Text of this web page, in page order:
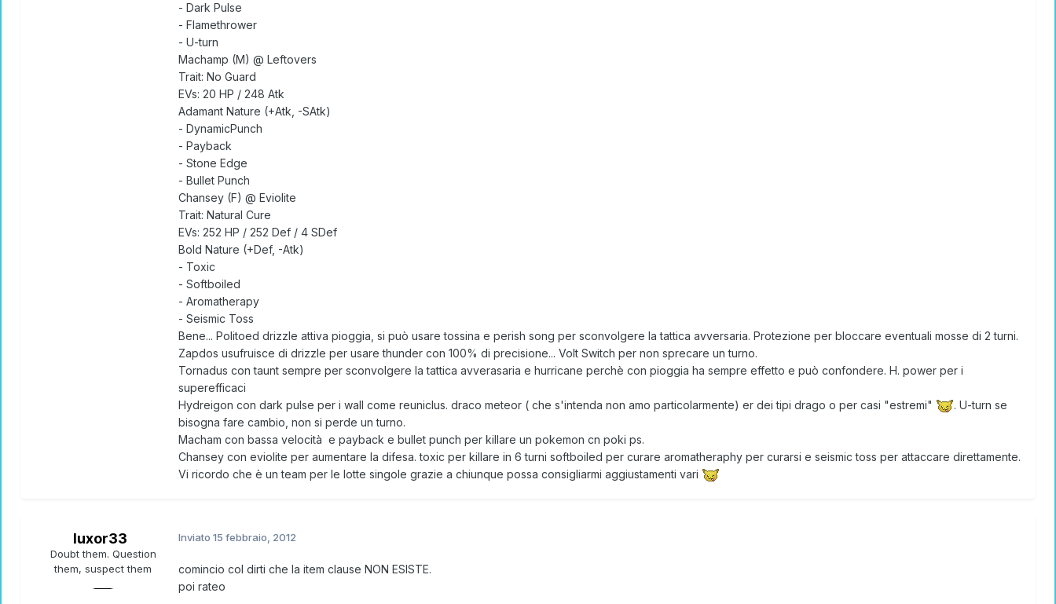
- Dark Pulse
- Flamethrower
- U-turn
Machamp (M) @ Leftovers
Trait: No Guard
EVs: 20 HP / 248 Atk
Adamant Nature (+Atk, -SAtk)
- DynamicPunch
- Payback
- Stone Edge
- Bullet Punch
Chansey (F) @ Eviolite
Trait: Natural Cure
EVs: 252 HP / 252 Def / 4 SDef
Bold Nature (+Def, -Atk)
- Toxic
- Softboiled
- Aromatherapy
- Seismic Toss
Bene... Politoed drizzle attiva pioggia, si può usare tossina e perish song per sconvolgere la tattica avversaria. Protezione per bloccare eventuali mosse di 2 turni.
Zapdos usufruisce di drizzle per usare thunder con 100% di precisione... Volt Switch per non sprecare un turno.
Tornadus con taunt sempre per sconvolgere la tattica avverasaria e hurricane perchè con pioggia ha sempre effetto e può confondere. H. power per i
superefficaci
Hydreigon con dark pulse per i wall come reuniclus. draco meteor ( che s'intenda non amo particolarmente) er dei tipi drago o per casi "estremi"
. U-turn se
bisogna fare cambio, non si perde un turno.
Macham con bassa velocità e payback e bullet punch per killare un pokemon cn poki ps.
Chansey con eviolite per aumentare la difesa. toxic per killare in 6 turni softboiled per curare aromatheraphy per curarsi e seismic toss per attaccare direttamente.
Vi ricordo che è un team per le lotte singole grazie a chiunque possa consigliarmi aggiustamenti vari
luxor33
Doubt them. Question
them, suspect them
Inviato 15 febbraio, 2012
comincio col dirti che la item clause NON ESISTE.
poi rateo